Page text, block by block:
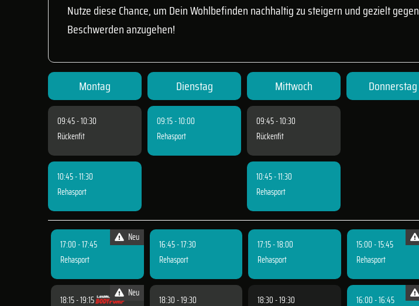
Nutze diese Chance, um Dein Wohlbefinden nachhaltig zu steigern und gezielt gegen
Beschwerden anzugehen!
Montag
09:45 - 10:30
Rückenfit
10:45 - 11:30
Rehasport
Dienstag
09:15 - 10:00
Rehasport
Mittwoch
09:45 - 10:30
Rückenfit
10:45 - 11:30
Rehasport
Donnerstag
Neu
17:00 - 17:45
Rehasport
Neu
18:15 - 19:15
16:45 - 17:30
Rehasport
18:30 - 19:30
17:15 - 18:00
Rehasport
18:30 - 19:30
15:00 - 15:45
Rehasport
16:00 - 16:45